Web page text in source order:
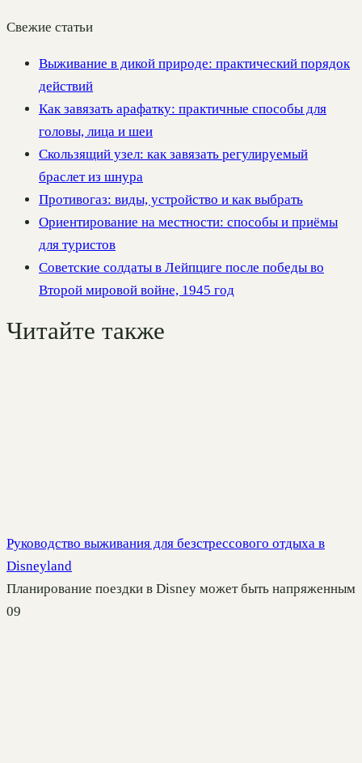
Свежие статьи
Выживание в дикой природе: практический порядок
действий
Как завязать арафатку: практичные способы для
головы, лица и шеи
Скользящий узел: как завязать регулируемый
браслет из шнура
Противогаз: виды, устройство и как выбрать
Ориентирование на местности: способы и приёмы
для туристов
Советские солдаты в Лейпциге после победы во
Второй мировой войне, 1945 год
Читайте также
Руководство выживания для безстрессового отдыха в
Disneyland
Планирование поездки в Disney может быть напряженным
09